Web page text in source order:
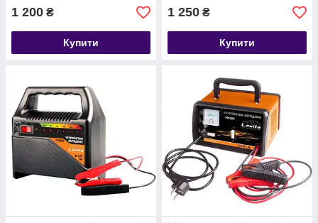
1 200 ₴
Купити
1 250 ₴
Купити